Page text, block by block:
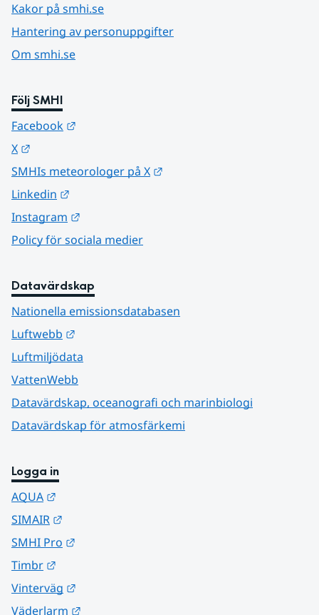
Kakor på smhi.se
Hantering av personuppgifter
Om smhi.se
Följ SMHI
Facebook
X
SMHIs meteorologer på X
Linkedin
Instagram
Policy för sociala medier
Datavärdskap
Nationella emissionsdatabasen
Luftwebb
Luftmiljödata
VattenWebb
Datavärdskap, oceanografi och marinbiologi
Datavärdskap för atmosfärkemi
Logga in
AQUA
SIMAIR
SMHI Pro
Timbr
Vinterväg
Väderlarm